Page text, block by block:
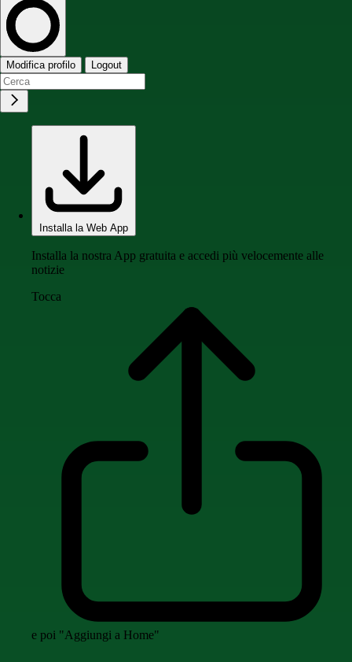
Modifica profilo Logout
Installa la Web App
Installa la nostra App gratuita e accedi più velocemente alle
notizie
Tocca
e poi "Aggiungi a Home"